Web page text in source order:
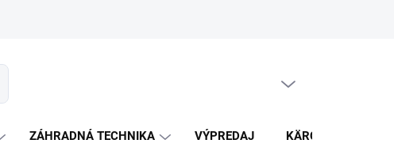
ZÁHRADNÁ TECHNIKA VÝPREDAJ KÄRCHER